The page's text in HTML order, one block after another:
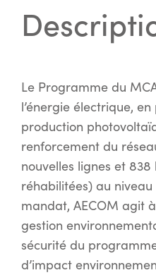
Le Programme du
l’énergie électrique,
production
renforcement du
nouvelles lignes et
réhabilitées) au
mandat, AECOM agit
gestion
sécurité du
d’impact